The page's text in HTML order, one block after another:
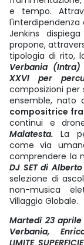
e tempo.
l'interdipendenza
Jenkins
propone,
tipologia di rito,
Verbania
XXVI per
composizioni
ensemble, nato
compositrice
continui e
Malatesta.La
come via
comprendere la
DJ SET di
selezione di
non-musica
Villaggio Globale.
Martedì 23 aprile
Verbania,